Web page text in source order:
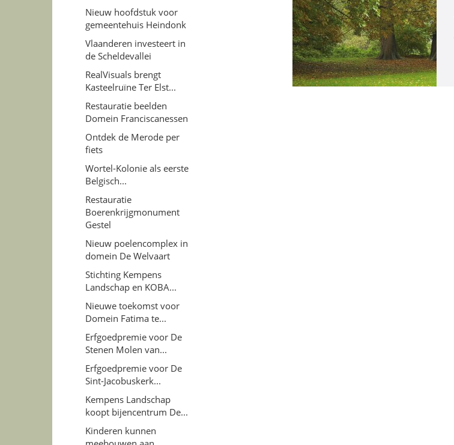
Nieuw hoofdstuk voor
gemeentehuis Heindonk
Vlaanderen investeert in
de Scheldevallei
RealVisuals brengt
Kasteelruïne Ter Elst...
Restauratie beelden
Domein Franciscanessen
Ontdek de Merode per
fiets
Wortel-Kolonie als eerste
Belgisch...
Restauratie
Boerenkrijgmonument
Gestel
Nieuw poelencomplex in
domein De Welvaart
Stichting Kempens
Landschap en KOBA...
Nieuwe toekomst voor
Domein Fatima te...
Erfgoedpremie voor De
Stenen Molen van...
Erfgoedpremie voor De
Sint-Jacobuskerk...
Kempens Landschap
koopt bijencentrum De...
Kinderen kunnen